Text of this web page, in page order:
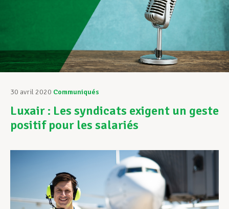
Structures syndicales
Assistance au Travail
Vos droits
Assistance en vie privée
Développement professionnel
30 avril 2020 Communiqués
Luxair : Les syndicats exigent un geste
positif pour les salariés